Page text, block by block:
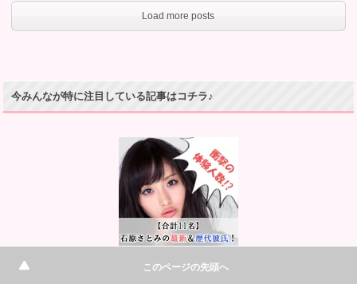
Load more posts
今みんなが特に注目している記事はコチラ♪
⇒【合計11名】石原さとみの最新＆歴代彼氏と実際の体験人数が衝撃!?
このページの先頭へ